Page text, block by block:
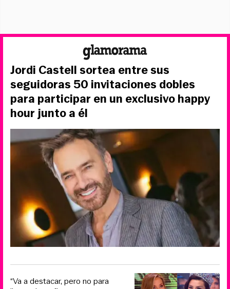
Jordi Castell sortea entre sus
seguidoras 50 invitaciones dobles
para participar en un exclusivo happy
hour junto a él
“Va a destacar, pero no para